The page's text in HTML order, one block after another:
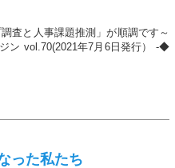
査と人事課題推測」が順調です～
ン vol.70(2021年7月6日発行） -◆
った私たち